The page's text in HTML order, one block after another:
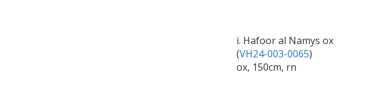
i. Hafoor al Namys ox
(VH24-003-0065)
ox, 150cm, rn